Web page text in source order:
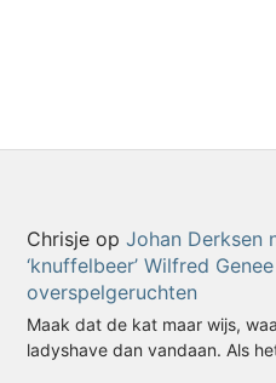
Chrisje opJohan Derksen
‘knuffelbeer’ Wilfred
overspelgeruchten
Maak dat de kat maar wijs,
ladyshave dan vandaan. Als